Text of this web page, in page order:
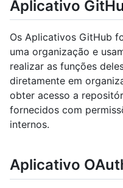
Aplicativo
Os Aplicativos GitHub
uma organização e
realizar as funções
diretamente em
obter acesso a
fornecidos com
internos.
Aplicativo